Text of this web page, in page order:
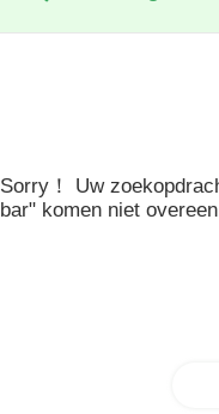
Sorry！ Uw
bar" komen niet